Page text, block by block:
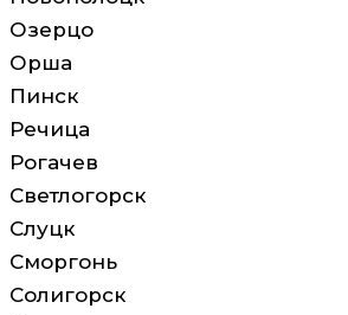
Озерцо
Орша
Пинск
Речица
Рогачев
Светлогорск
Слуцк
Сморгонь
Солигорск